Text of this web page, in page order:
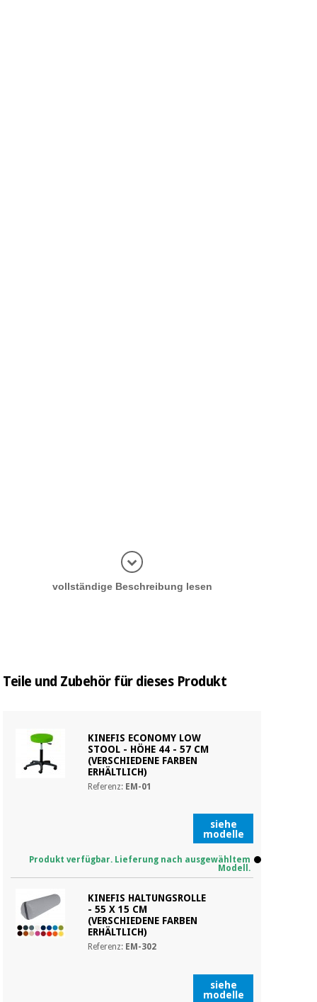
vollständige Beschreibung lesen
Teile und Zubehör für dieses Produkt
KINEFIS ECONOMY LOW
STOOL - HÖHE 44 - 57 CM
(VERSCHIEDENE FARBEN
ERHÄLTLICH)
Referenz: EM-01
siehe
modelle
Produkt verfügbar. Lieferung nach ausgewähltem
Modell.
KINEFIS HALTUNGSROLLE
- 55 X 15 CM
(VERSCHIEDENE FARBEN
ERHÄLTLICH)
Referenz: EM-302
siehe
modelle